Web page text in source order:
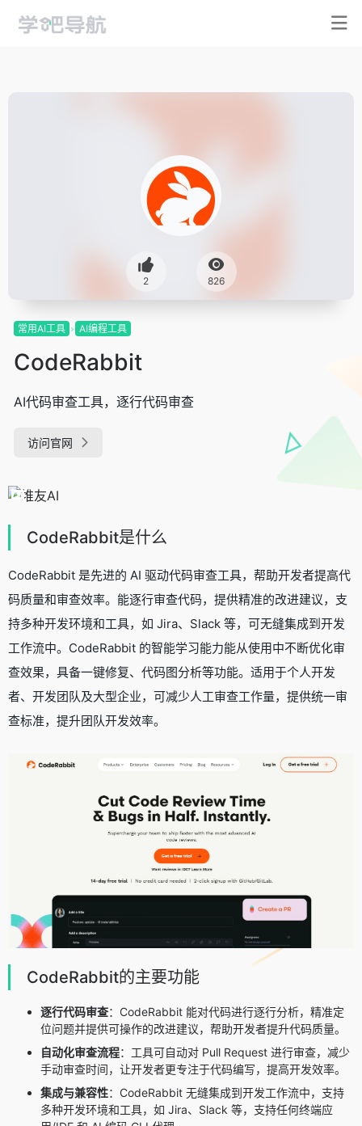
2 826
常用AI工具 AI编程工具
CodeRabbit
AI代码审查工具，逐行代码审查
访问官网
CodeRabbit是什么
CodeRabbit 是先进的 AI 驱动代码审查工具，帮助开发者提高代
码质量和审查效率。能逐行审查代码，提供精准的改进建议，支
持多种开发环境和工具，如 Jira、Slack 等，可无缝集成到开发
工作流中。CodeRabbit 的智能学习能力能从使用中不断优化审
查效果，具备一键修复、代码图分析等功能。适用于个人开发
者、开发团队及大型企业，可减少人工审查工作量，提供统一审
查标准，提升团队开发效率。
CodeRabbit的主要功能
逐行代码审查：CodeRabbit 能对代码进行逐行分析，精准定
位问题并提供可操作的改进建议，帮助开发者提升代码质量。
自动化审查流程：工具可自动对 Pull Request 进行审查，减少
手动审查时间，让开发者更专注于代码编写，提高开发效率。
集成与兼容性：CodeRabbit 无缝集成到开发工作流中，支持
多种开发环境和工具，如 Jira、Slack 等，支持任何终端应